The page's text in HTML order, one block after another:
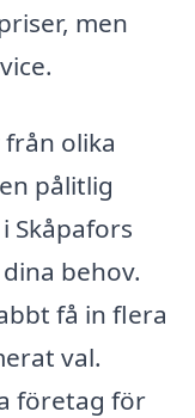
men
olika
pålitlig
Skåpafors
behov.
få in flera
val.
företag för